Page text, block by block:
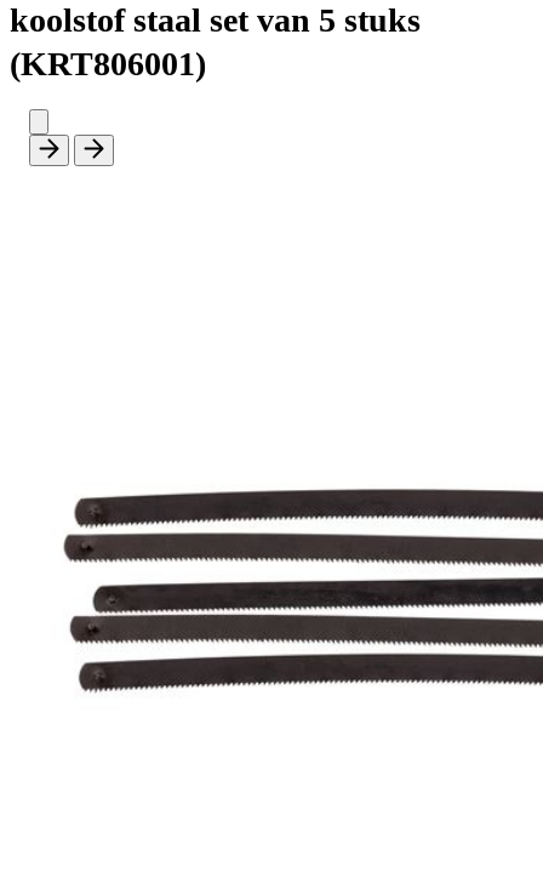
koolstof staal set van 5 stuks
(KRT806001)